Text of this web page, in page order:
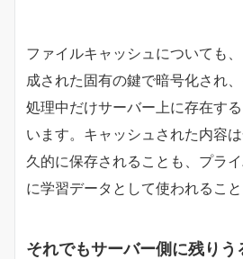
ファイルキャッシュについても
成された固有の鍵で暗号化され
処理中だけサーバー上に存在す
います。キャッシュされた内容
久的に保存されることも、プラ
に学習データとして使われること
それでもサーバー側に残りう